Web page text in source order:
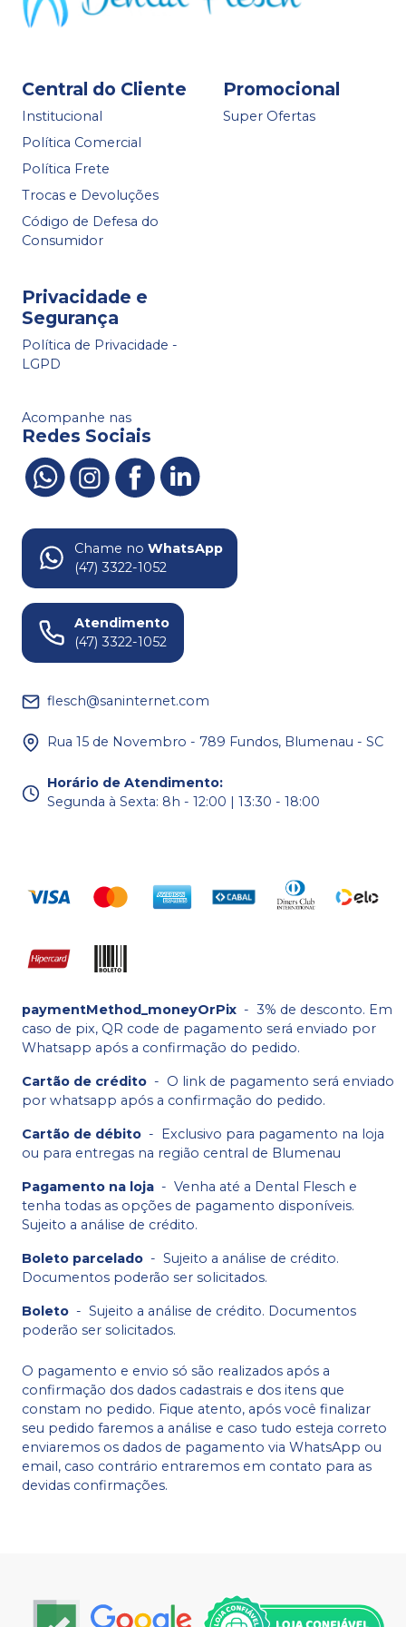
Central do Cliente
Institucional
Política Comercial
Política Frete
Trocas e Devoluções
Código de Defesa do
Consumidor
Promocional
Super Ofertas
Privacidade e
Segurança
Política de Privacidade -
LGPD
Acompanhe nas
Redes Sociais
Chame no WhatsApp
(47) 3322-1052
Atendimento
(47) 3322-1052
flesch@saninternet.com
Rua 15 de Novembro - 789 Fundos, Blumenau - SC
Horário de Atendimento:
Segunda à Sexta: 8h - 12:00 | 13:30 - 18:00
paymentMethod_moneyOrPix - 3% de desconto. Em
caso de pix, QR code de pagamento será enviado por
Whatsapp após a confirmação do pedido.
Cartão de crédito - O link de pagamento será enviado
por whatsapp após a confirmação do pedido.
Cartão de débito - Exclusivo para pagamento na loja
ou para entregas na região central de Blumenau
Pagamento na loja - Venha até a Dental Flesch e
tenha todas as opções de pagamento disponíveis.
Sujeito a análise de crédito.
Boleto parcelado - Sujeito a análise de crédito.
Documentos poderão ser solicitados.
Boleto - Sujeito a análise de crédito. Documentos
poderão ser solicitados.
O pagamento e envio só são realizados após a
confirmação dos dados cadastrais e dos itens que
constam no pedido. Fique atento, após você finalizar
seu pedido faremos a análise e caso tudo esteja correto
enviaremos os dados de pagamento via WhatsApp ou
email, caso contrário entraremos em contato para as
devidas confirmações.